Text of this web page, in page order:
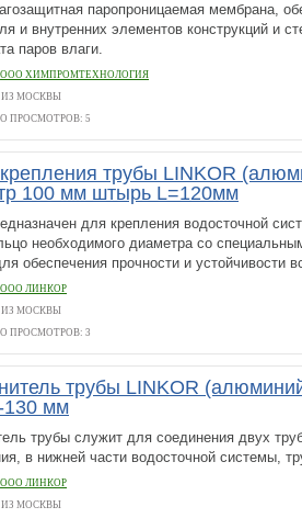
паропроницаемая мембрана,
и внутренних элементов конструкций и
паров влаги.
ООО ХИМПРОМТЕХНОЛОГИЯ
МОСКВЫ
ПРОСМОТРОВ: 5
трубы LINKOR
100 мм штырь L=120мм
для крепления водосточной
необходимого диаметра со
обеспечения прочности и устойчивости
ООО ЛИНКОР
МОСКВЫ
ПРОСМОТРОВ: 3
трубы LINKOR
130 мм
трубы служит для соединения двух
в нижней части водосточной системы,
ООО ЛИНКОР
МОСКВЫ